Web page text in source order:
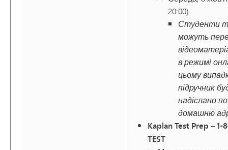
20:00)
Студенти
можуть
в режимі
цьому
підручник
надіслано
домашню
Kaplan Test Prep – 1-
TEST